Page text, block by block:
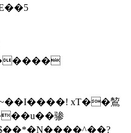
xT��鶭
骖